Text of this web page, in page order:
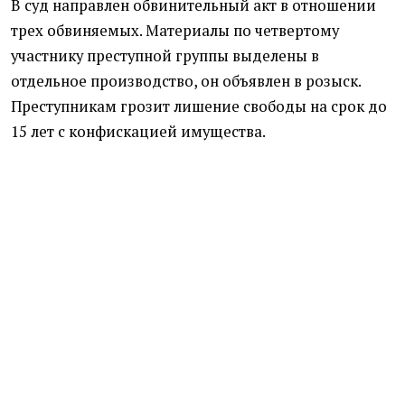
В суд направлен обвинительный акт в отношении
трех обвиняемых. Материалы по четвертому
участнику преступной группы выделены в
отдельное производство, он объявлен в розыск.
Преступникам грозит лишение свободы на срок до
15 лет с конфискацией имущества.